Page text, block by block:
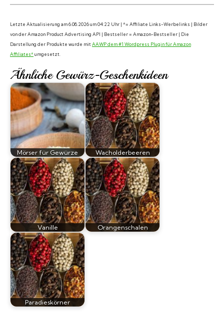
Letzte Aktualisierung am 6.08.2026 um 04:22 Uhr | *= Affiliate Links-Werbelinks | Bilder
von der Amazon Product Advertising API | Bestseller = Amazon-Bestseller | Die
Darstellung der Produkte wurde mitAAWP dem #1 Wordpress Plugin für Amazon
Affiliates*umgesetzt.
Ähnliche Gewürz-Geschenkideen
Mörser für Gewürze Wacholderbeeren
Vanille Orangenschalen
Paradieskörner